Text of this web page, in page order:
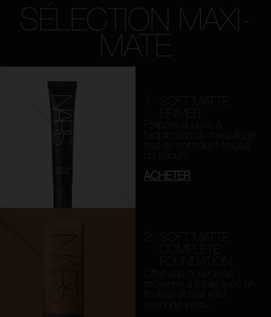
SÉLECTION MAXI-
MATE
1
SOFT MATTE
PRIMER
Prépare la peau à
l’application du maquillage
tout en contrôlant l’excès
de sébum.
ACHETER
SOFT MATTE
COMPLETE
FOUNDATION
Offre une couvrance
moyenne à totale avec un
fini lisse et mat effet
seconde peau.